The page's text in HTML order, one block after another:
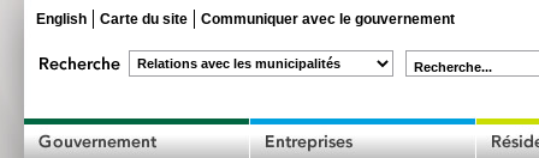
English Carte du site Communiquer avec le gouvernement
Recherche...